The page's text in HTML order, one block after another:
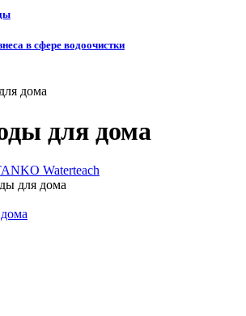
в сфере водоочистки
дома
для дома
Waterteach
для дома